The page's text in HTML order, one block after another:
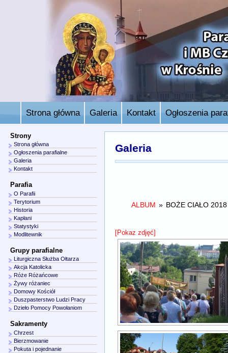
Strona główna Galeria Kontakt Ogłoszenia
Galeria
ALBUM » BOŻE CIAŁO 2018
[Pokaz zdjęć]
Strony
Strona główna
Ogłoszenia parafialne
Galeria
Kontakt
Parafia
O Parafii
Terytorium
Historia
Kapłani
Statystyki
Modlitewnik
Grupy parafialne
Liturgiczna Służba Ołtarza
Akcja Katolicka
Róże Różańcowe
Żywy różaniec
Domowy Kościół
Duszpasterstwo Ludzi Pracy
Dzieło Pomocy Powołaniom
Sakramenty
Chrzest
Bierzmowanie
Pokuta i pojednanie